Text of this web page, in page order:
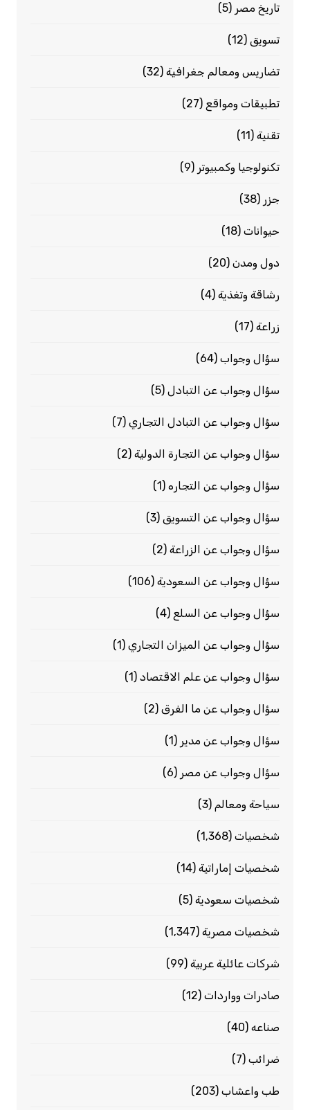
تاريخ مصر (5)
تسويق (12)
تضاريس ومعالم جغرافية(32)
تطبيقات ومواقع (27)
تقنية(11)
تكنولوجيا وكمبيوتر (9)
جزر (38)
حيوانات(18)
دول ومدن(20)
رشاقة وتغذية(4)
زراعة(17)
سؤال وجواب(64)
سؤال وجواب عن التبادل(5)
سؤال وجواب عن التبادل التجاري(7)
سؤال وجواب عن التجارة الدولية(2)
سؤال وجواب عن التجاره(1)
سؤال وجواب عن التسويق (3)
سؤال وجواب عن الزراعة(2)
سؤال وجواب عن السعودية(106)
سؤال وجواب عن السلع (4)
سؤال وجواب عن الميزان التجاري(1)
سؤال وجواب عن علم الاقتصاد(1)
سؤال وجواب عن ما الفرق(2)
سؤال وجواب عن مدير (1)
سؤال وجواب عن مصر (6)
سياحة ومعالم (3)
شخصيات(1٬368)
شخصيات إماراتية(14)
شخصيات سعودية(5)
شخصيات مصرية(1٬347)
شركات عائلية عربية(99)
صادرات وواردات(12)
صناعه(40)
ضرائب(7)
طب واعشاب(203)